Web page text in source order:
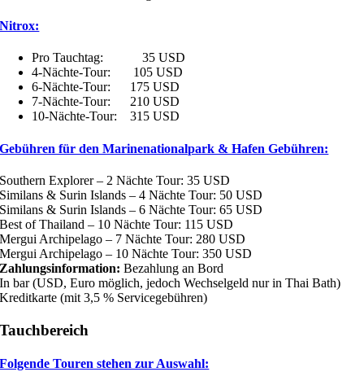
Nitrox:
Pro Tauchtag: 35 USD
4-Nächte-Tour: 105 USD
6-Nächte-Tour: 175 USD
7-Nächte-Tour: 210 USD
10-Nächte-Tour: 315 USD
Gebühren für den Marinenationalpark & Hafen Gebühren:
Southern Explorer – 2 Nächte Tour: 35 USD
Similans & Surin Islands – 4 Nächte Tour: 50 USD
Similans & Surin Islands – 6 Nächte Tour: 65 USD
Best of Thailand – 10 Nächte Tour: 115 USD
Mergui Archipelago – 7 Nächte Tour: 280 USD
Mergui Archipelago – 10 Nächte Tour: 350 USD
Zahlungsinformation: Bezahlung an Bord
In bar (USD, Euro möglich, jedoch Wechselgeld nur in Thai Bath)
Kreditkarte (mit 3,5 % Servicegebühren)
Tauchbereich
Folgende Touren stehen zur Auswahl: